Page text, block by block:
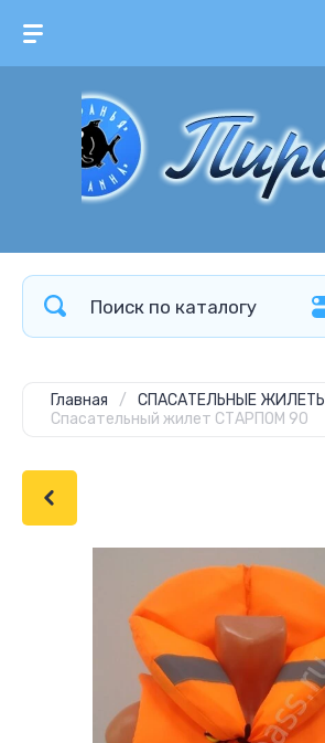
Главная / СПАСАТЕЛЬНЫЕ ЖИЛЕТЫ
Спасательный жилет СТАРПОМ 90